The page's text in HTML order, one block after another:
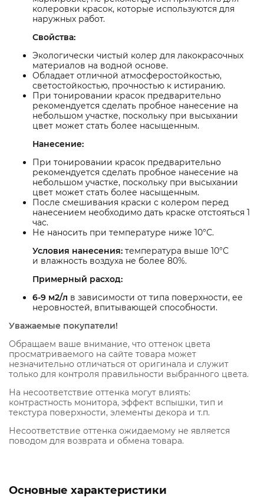
колеровки красок, которые используются для
наружных работ.
Свойства:
Экологически чистый колер для лакокрасочных
материалов на водной основе.
Обладает отличной атмосферостойкостью,
светостойкостью, прочностью к истиранию.
При тонировании красок предварительно
рекомендуется сделать пробное нанесение на
небольшом участке, поскольку при высыхании
цвет может стать более насыщенным.
Нанесение:
При тонировании красок предварительно
рекомендуется сделать пробное нанесение на
небольшом участке, поскольку при высыхании
цвет может стать более насыщенным.
После смешивания краски с колером перед
нанесением необходимо дать краске отстояться 1
час.
Не наносить при температуре ниже 10°С.
Условия нанесения: температура выше 10°С
и влажность воздуха не более 80%.
Примерный расход:
6-9 м2/л в зависимости от типа поверхности, ее
неровностей, впитывающей способности.
Уважаемые покупатели!
Обращаем ваше внимание, что оттенок цвета
просматриваемого на сайте товара может
незначительно отличаться от оригинала и служит
только для контроля правильности выбранного цвета.
На несоответствие оттенка могут влиять:
контрастность монитора, эффект вспышки, тип и
текстура поверхности, элементы декора и т.п.
Несоответствие оттенка ожидаемому не является
поводом для возврата и обмена товара.
Основные характеристики